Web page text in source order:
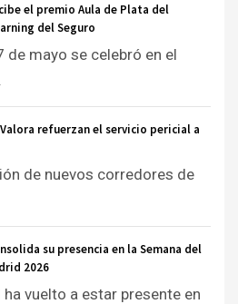
el premio Aula de Plata del
del Seguro
de mayo se celebró en el
refuerzan el servicio pericial a
de nuevos corredores de
su presencia en la Semana del
2026
vuelto a estar presente en